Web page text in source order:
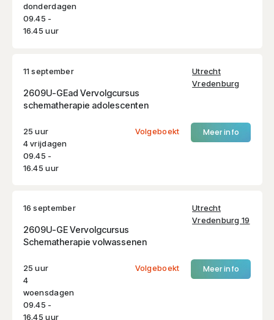
donderdagen
09.45 -
16.45 uur
11 september
Utrecht
Vredenburg
2609U-GEad Vervolgcursus
schematherapie adolescenten
25 uur
4 vrijdagen
09.45 -
16.45 uur
Meer info
Volgeboekt
16 september
Utrecht
Vredenburg 19
2609U-GE Vervolgcursus
Schematherapie volwassenen
25 uur
4
woensdagen
09.45 -
16.45 uur
Meer info
Volgeboekt